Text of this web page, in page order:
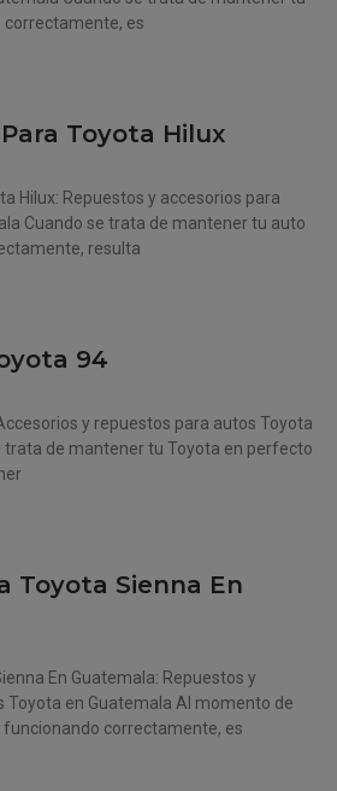
es
Toyota Hilux
Hilux: Repuestos y accesorios para
Cuando se trata de mantener tu auto
resulta
94
y repuestos para autos Toyota
trata de mantener tu Toyota en perfecto
Toyota Sienna En
En Guatemala: Repuestos y
Toyota en Guatemala Al momento de
correctamente, es